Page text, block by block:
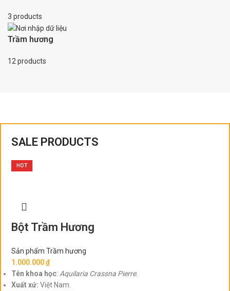
3 products
Trầm hương
12 products
SALE PRODUCTS
HOT
Bột Trầm Hương
Sản phẩm Trầm hương
1.000.000₫
Tên khoa học: Aquilaria Crassna Pierre.
Xuất xứ: Việt Nam.